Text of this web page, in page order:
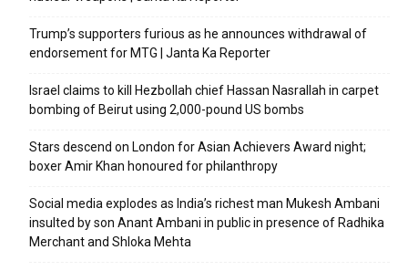
Trump’s supporters furious as he announces withdrawal of
endorsement for MTG | Janta Ka Reporter
Israel claims to kill Hezbollah chief Hassan Nasrallah in carpet
bombing of Beirut using 2,000-pound US bombs
Stars descend on London for Asian Achievers Award night;
boxer Amir Khan honoured for philanthropy
Social media explodes as India’s richest man Mukesh Ambani
insulted by son Anant Ambani in public in presence of Radhika
Merchant and Shloka Mehta